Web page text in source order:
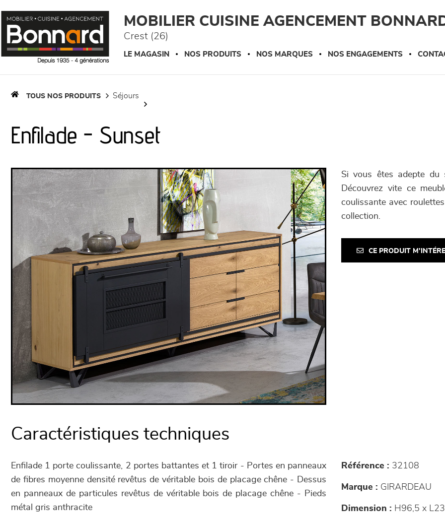
MOBILIER CUISINE AGENCEMENT
Crest (26)
LE MAGASIN NOS PRODUITS NOS MARQUES NOS ENGAGEMENTS
TOUS NOS PRODUITS séjours
Enfilade - Sunset
Si vous êtes adepte du
Découvrez vite ce
coulissante avec
collection.
CE PRODUIT
Caractéristiques techniques
Enfilade 1 porte coulissante, 2 portes battantes et 1 tiroir - Portes en panneaux
de fibres moyenne densité revêtus de véritable bois de placage chêne - Dessus
en panneaux de particules revêtus de véritable bois de placage chêne - Pieds
métal gris anthracite
Référence : 32108
Marque : GIRARDEAU
Dimension : H96,5 x